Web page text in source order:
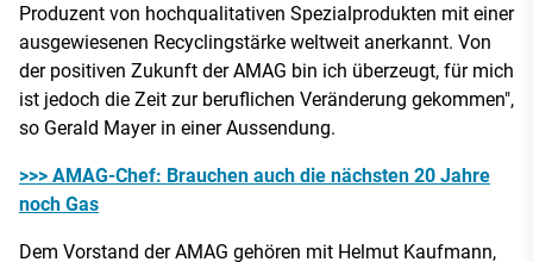
Produzent von hochqualitativen Spezialprodukten mit einer
ausgewiesenen Recyclingstärke weltweit anerkannt. Von
der positiven Zukunft der AMAG bin ich überzeugt, für mich
ist jedoch die Zeit zur beruflichen Veränderung gekommen",
so Gerald Mayer in einer Aussendung.
>>> AMAG-Chef: Brauchen auch die nächsten 20 Jahre
noch Gas
Dem Vorstand der AMAG gehören mit Helmut Kaufmann,